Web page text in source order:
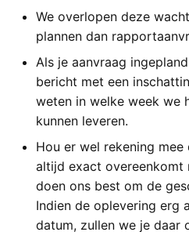
We overlopen deze
plannen dan
Als je aanvraag
bericht met een
weten in welke week we
kunnen leveren.
Hou er wel rekening
altijd exact overeenkomt
doen ons best om de
Indien de oplevering erg
datum, zullen we je daar